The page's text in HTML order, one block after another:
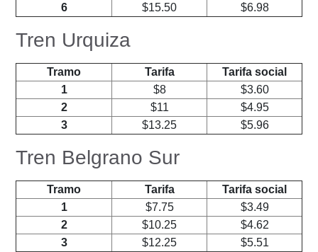
6
$15.50 $6.98
Tren Urquiza
Tramo Tarifa
Tarifa social
1
$8
$3.60
2
$11
$4.95
3
$13.25 $5.96
Tren Belgrano Sur
Tramo Tarifa
Tarifa social
1
$7.75
$3.49
2
$10.25
$4.62
3
$12.25 $5.51